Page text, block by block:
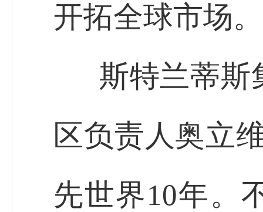
开拓全球市场。
斯特兰蒂斯
区负责人奥立
先世界10年。